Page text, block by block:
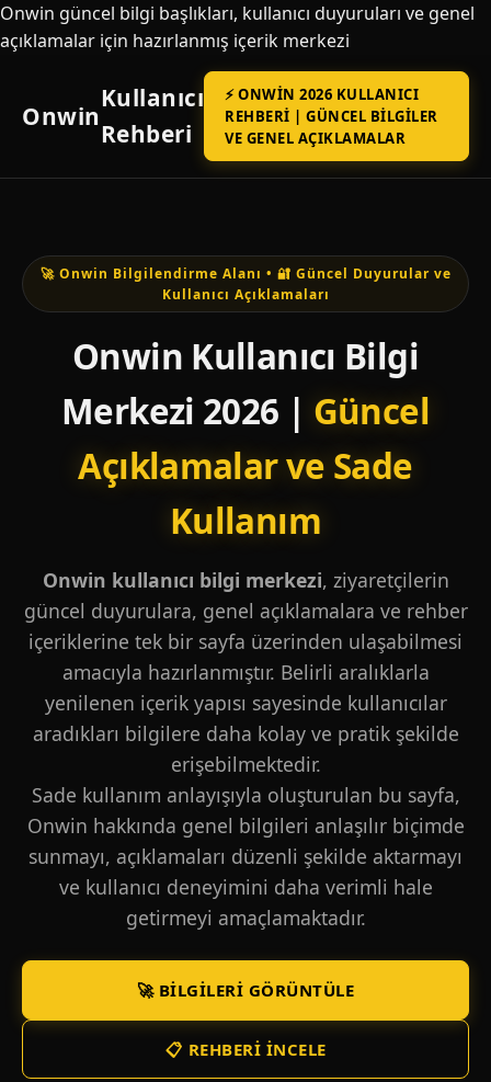
Onwin güncel bilgi başlıkları, kullanıcı duyuruları ve genel
açıklamalar için hazırlanmış içerik merkezi
Onwin
Kullanıcı
Rehberi
⚡ ONWIN 2026 KULLANICI
REHBERI | GÜNCEL BILGILER
VE GENEL AÇIKLAMALAR
🚀 Onwin Bilgilendirme Alanı • 🔐 Güncel Duyurular ve
Kullanıcı Açıklamaları
Onwin Kullanıcı Bilgi
Merkezi 2026 | Güncel
Açıklamalar ve Sade
Kullanım
Onwin kullanıcı bilgi merkezi, ziyaretçilerin
güncel duyurulara, genel açıklamalara ve rehber
içeriklerine tek bir sayfa üzerinden ulaşabilmesi
amacıyla hazırlanmıştır. Belirli aralıklarla
yenilenen içerik yapısı sayesinde kullanıcılar
aradıkları bilgilere daha kolay ve pratik şekilde
erişebilmektedir.
Sade kullanım anlayışıyla oluşturulan bu sayfa,
Onwin hakkında genel bilgileri anlaşılır biçimde
sunmayı, açıklamaları düzenli şekilde aktarmayı
ve kullanıcı deneyimini daha verimli hale
getirmeyi amaçlamaktadır.
🚀 BILGILERI GÖRÜNTÜLE
📋 REHBERI İNCELE